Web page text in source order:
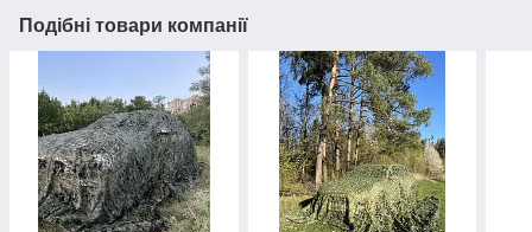
Подібні товари компанії